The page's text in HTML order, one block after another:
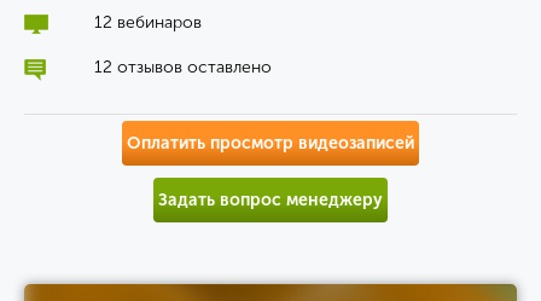
12 вебинаров
12 отзывов оставлено
Оплатить просмотр видеозаписей
Задать вопрос менеджеру